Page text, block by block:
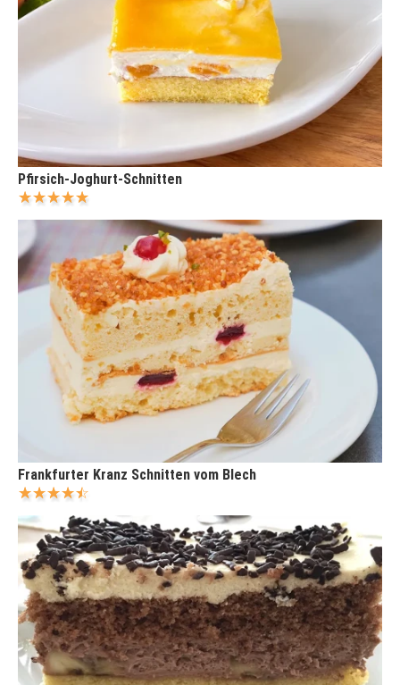
Pfirsich-Joghurt-Schnitten
Frankfurter Kranz Schnitten vom Blech